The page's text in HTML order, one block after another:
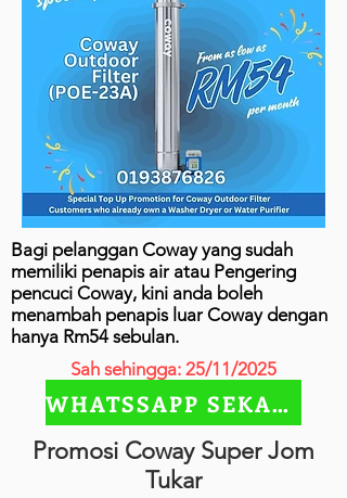
Bagi pelanggan Coway yang sudah
memiliki penapis air atau Pengering
pencuci Coway, kini anda boleh
menambah penapis luar Coway dengan
hanya Rm54 sebulan.
Sah sehingga: 25/11/2025
WHATSSAPP SEKARANG
Promosi Coway Super Jom
Tukar